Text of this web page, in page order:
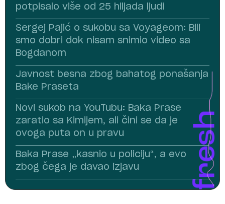
potpisalo više od 25 hiljada ljudi
Sergej Pajić o sukobu sa Voyageom: Bili
smo dobri dok nisam snimio video sa
Bogdanom
Javnost besna zbog bahatog ponašanja
Bake Praseta
Novi sukob na YouTubu: Baka Prase
zaratio sa Kimijem, ali čini se da je
ovoga puta on u pravu
Baka Prase „kasnio u policiju“, a evo
zbog čega je davao izjavu